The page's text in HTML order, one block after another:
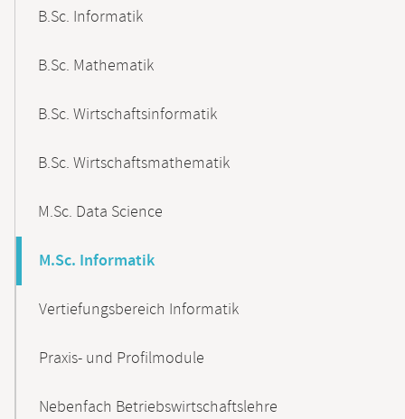
B.Sc. Informatik
B.Sc. Mathematik
B.Sc. Wirtschaftsinformatik
B.Sc. Wirtschaftsmathematik
M.Sc. Data Science
M.Sc. Informatik
Vertiefungsbereich Informatik
Praxis- und Profilmodule
Nebenfach Betriebswirtschaftslehre